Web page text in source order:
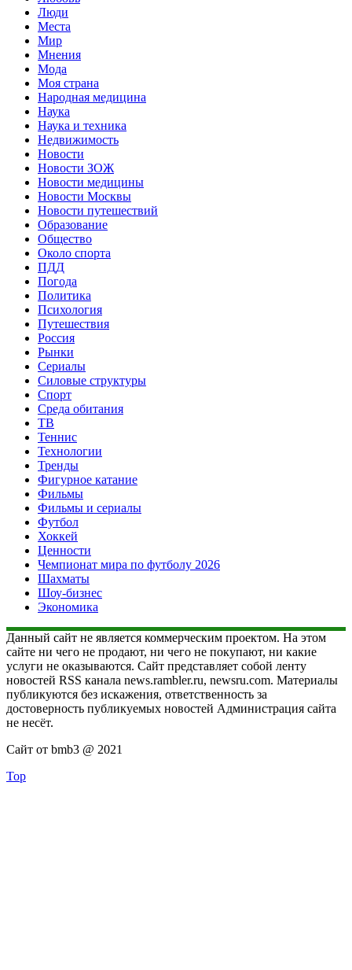
Люди
Места
Мир
Мнения
Мода
Моя страна
Народная медицина
Наука
Наука и техника
Недвижимость
Новости
Новости ЗОЖ
Новости медицины
Новости Москвы
Новости путешествий
Образование
Общество
Около спорта
ПДД
Погода
Политика
Психология
Путешествия
Россия
Рынки
Сериалы
Силовые структуры
Спорт
Среда обитания
ТВ
Теннис
Технологии
Тренды
Фигурное катание
Фильмы
Фильмы и сериалы
Футбол
Хоккей
Ценности
Чемпионат мира по футболу 2026
Шахматы
Шоу-бизнес
Экономика
Данный сайт не является коммерческим проектом. На этом
сайте ни чего не продают, ни чего не покупают, ни какие
услуги не оказываются. Сайт представляет собой ленту
новостей RSS канала news.rambler.ru, newsru.com. Материалы
публикуются без искажения, ответственность за
достоверность публикуемых новостей Администрация сайта
не несёт.
Сайт от bmb3 @ 2021
Top